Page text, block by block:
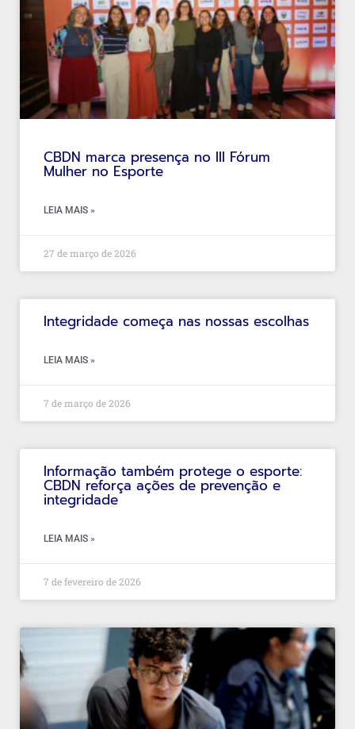
CBDN marca presença no III Fórum
Mulher no Esporte
LEIA MAIS »
27 de março de 2026
Integridade começa nas nossas escolhas
LEIA MAIS »
7 de março de 2026
Informação também protege o esporte:
CBDN reforça ações de prevenção e
integridade
LEIA MAIS »
7 de fevereiro de 2026